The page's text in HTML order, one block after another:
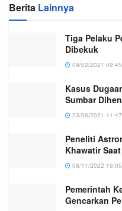
Berita Lainnya
Tiga Pelaku
Dibekuk
09/02/2021 09:45
Kasus
Sumbar
23/06/2021 11:47
Peneliti
Khawatir
08/11/2022 16:05
Pemerintah
Gencarkan